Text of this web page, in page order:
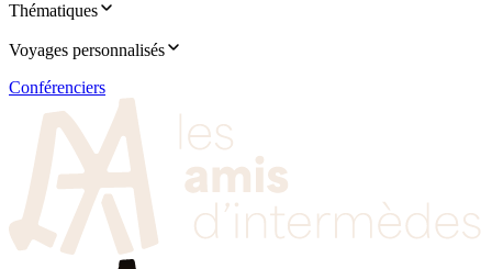
Thématiques
Voyages personnalisés
Conférenciers